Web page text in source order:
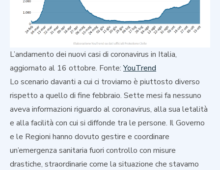
L’andamento dei nuovi casi di coronavirus in Italia,
aggiornato al 16 ottobre. Fonte:YouTrend
Lo scenario davanti a cui ci troviamo è piuttosto diverso
rispetto a quello di fine febbraio. Sette mesi fa nessuno
aveva informazioni riguardo al coronavirus, alla sua letalità
e alla facilità con cui si diffonde tra le persone. Il Governo
e le Regioni hanno dovuto gestire e coordinare
un’emergenza sanitaria fuori controllo con misure
drastiche, straordinarie come la situazione che stavamo